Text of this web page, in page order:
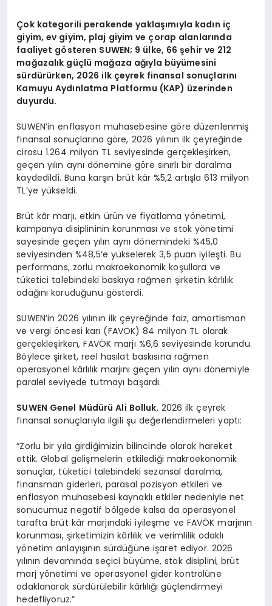
Çok kategorili perakende yaklaşımıyla kadın iç
giyim, ev giyim, plaj giyim ve çorap alanlarında
faaliyet gösteren SUWEN; 9 ülke, 66 şehir ve 212
mağazalık güçlü mağaza ağıyla büyümesini
sürdürürken, 2026 ilk çeyrek finansal sonuçlarını
Kamuyu Aydınlatma Platformu (KAP) üzerinden
duyurdu.
SUWEN’in enflasyon muhasebesine göre düzenlenmiş
finansal sonuçlarına göre, 2026 yılının ilk çeyreğinde
cirosu 1.264 milyon TL seviyesinde gerçekleşirken,
geçen yılın aynı dönemine göre sınırlı bir daralma
kaydedildi. Buna karşın brüt kâr %5,2 artışla 613 milyon
TL’ye yükseldi.
Brüt kâr marjı, etkin ürün ve fiyatlama yönetimi,
kampanya disiplininin korunması ve stok yönetimi
sayesinde geçen yılın aynı dönemindeki %45,0
seviyesinden %48,5’e yükselerek 3,5 puan iyileşti. Bu
performans, zorlu makroekonomik koşullara ve
tüketici talebindeki baskıya rağmen şirketin kârlılık
odağını koruduğunu gösterdi.
SUWEN’in 2026 yılının ilk çeyreğinde faiz, amortisman
ve vergi öncesi karı (FAVÖK) 84 milyon TL olarak
gerçekleşirken, FAVÖK marjı %6,6 seviyesinde korundu.
Böylece şirket, reel hasılat baskısına rağmen
operasyonel kârlılık marjını geçen yılın aynı dönemiyle
paralel seviyede tutmayı başardı.
SUWEN Genel Müdürü Ali Bolluk, 2026 ilk çeyrek
finansal sonuçlarıyla ilgili şu değerlendirmeleri yaptı:
“Zorlu bir yıla girdiğimizin bilincinde olarak hareket
ettik. Global gelişmelerin etkilediği makroekonomik
sonuçlar, tüketici talebindeki sezonsal daralma,
finansman giderleri, parasal pozisyon etkileri ve
enflasyon muhasebesi kaynaklı etkiler nedeniyle net
sonucumuz negatif bölgede kalsa da operasyonel
tarafta brüt kâr marjındaki iyileşme ve FAVÖK marjının
korunması, şirketimizin kârlılık ve verimlilik odaklı
yönetim anlayışının sürdüğüne işaret ediyor. 2026
yılının devamında seçici büyüme, stok disiplini, brüt
marj yönetimi ve operasyonel gider kontrolüne
odaklanarak sürdürülebilir kârlılığı güçlendirmeyi
hedefliyoruz.”